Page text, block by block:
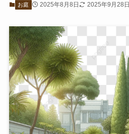
お庭 2025年8月8日 2025年9月28日